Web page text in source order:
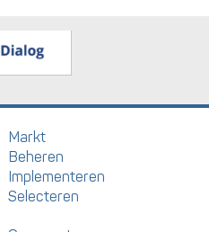
Markt
Beheren
Implementeren
Selecteren